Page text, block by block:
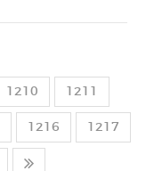
1210 1211
1216 1217